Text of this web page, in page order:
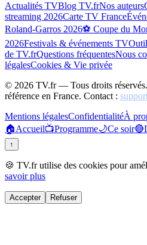
Actualités TVBlog TV.frNos auteurs
streaming 2026Carte TV France
Roland-Garros 2026⚽ Coupe du
2026Festivals & événements TV
de TV.frQuestions fréquentesNous
légalesCookies & Vie privée
© 2026 TV.fr — Tous droits
référence en France. Contact :
Mentions légalesConfidentialitéÀ
🏠Accueil📺Programme🌙Ce soir🔴
↑
🍪 TV.fr utilise des cookies pour
savoir plus
Accepter Refuser